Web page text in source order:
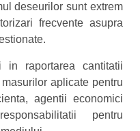
deseurilor sunt extrem
frecvente asupra
in raportarea cantitatii
aplicate pentru
agentii economici
pentru